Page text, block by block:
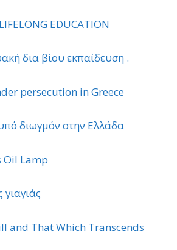
EDUCATION
δια βίου εκπαίδευση .
persecution in Greece
διωγμόν στην Ελλάδα
Oil Lamp
and That Which Transcends